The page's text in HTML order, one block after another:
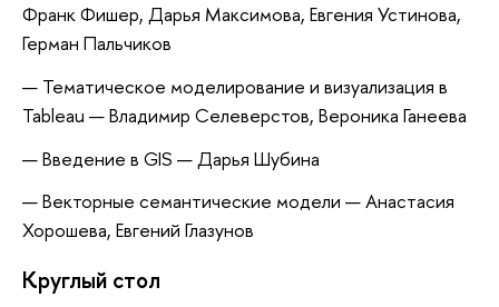
Франк Фишер, Дарья Максимова, Евгения Устинова,
Герман Пальчиков
Тематическое моделирование и визуализация в
Tableau — Владимир Селеверстов, Вероника Ганеева
Введение в GIS — Дарья Шубина
Векторные семантические модели — Анастасия
Хорошева, Евгений Глазунов
Круглый стол